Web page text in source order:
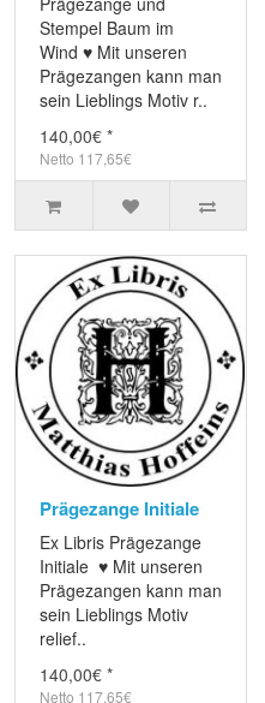
Stempel Baum im
Wind ♥ Mit unseren
Prägezangen kann man
sein Lieblings Motiv r..
140,00€ *
Netto 117,65€
Prägezange Initiale
Ex Libris Prägezange
Initiale ♥ Mit unseren
Prägezangen kann man
sein Lieblings Motiv
relief..
140,00€ *
Netto 117,65€